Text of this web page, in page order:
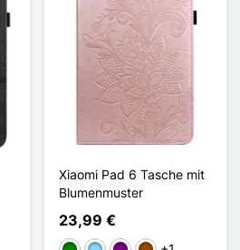
Xiaomi Pad 6 Tasche mit
Blumenmuster
23,99 €